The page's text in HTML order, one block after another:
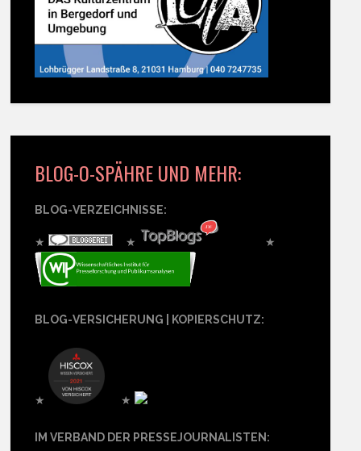
BLOG-O-SPÄHRE UND MEHR:
BLOG-VERZEICHNISSE:
★ ★ ★
BLOG-VERSICHERUNG | KOPIERSCHUTZ:
★ ★
IM VERBAND DER PRESSEJOURNALISTEN: